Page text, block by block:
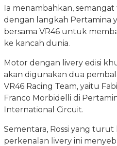
Ia menambahkan,
dengan langkah Pertamina
bersama VR46 untuk
ke kancah dunia.
Motor dengan livery edisi
akan digunakan dua
VR46 Racing Team, yaitu
Franco Morbidelli di
International Circuit.
Sementara, Rossi yang turut
perkenalan livery ini